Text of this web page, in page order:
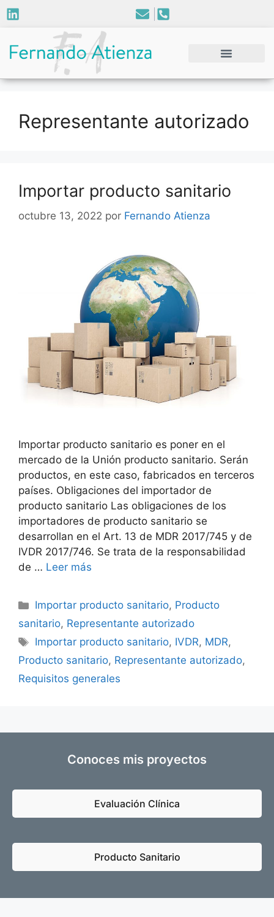
Representante autorizado
Importar producto sanitario
octubre 13, 2022 por Fernando Atienza
Importar producto sanitario es poner en el
mercado de la Unión producto sanitario. Serán
productos, en este caso, fabricados en terceros
países. Obligaciones del importador de
producto sanitario Las obligaciones de los
importadores de producto sanitario se
desarrollan en el Art. 13 de MDR 2017/745 y de
IVDR 2017/746. Se trata de la responsabilidad
de … Leer más
Importar producto sanitario, Producto
sanitario, Representante autorizado
Importar producto sanitario, IVDR, MDR,
Producto sanitario, Representante autorizado,
Requisitos generales
Conoces mis proyectos
Evaluación Clínica
Producto Sanitario